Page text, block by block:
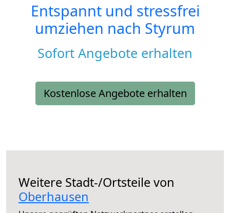
Entspannt und stressfrei
umziehen nach Styrum
Sofort Angebote erhalten
Kostenlose Angebote erhalten
Weitere Stadt-/Ortsteile von
Oberhausen